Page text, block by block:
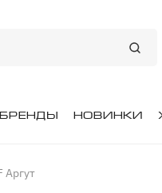
Бренды Новинки
Аргут